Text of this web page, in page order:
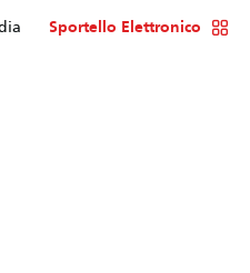
Sportello Elettronico